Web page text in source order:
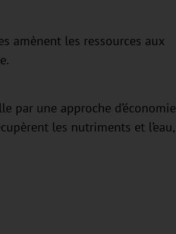
amènent les ressources aux
par une approche d’économie
les nutriments et l’eau,